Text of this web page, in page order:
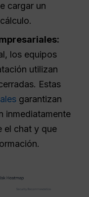
cargar un
los equipos
utilizan
Estas
garantizan
inmediatamente
el chat y que